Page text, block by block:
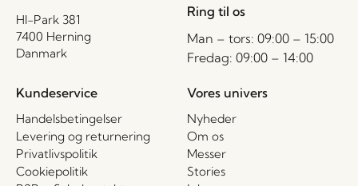
HI-Park 381
7400 Herning
Danmark
Ring til os
Man – tors: 09:00 – 15:00
Fredag: 09:00 – 14:00
Kundeservice
Handelsbetingelser
Levering og returnering
Privatlivspolitik
Cookiepolitik
Vores univers
Nyheder
Om os
Messer
Stories